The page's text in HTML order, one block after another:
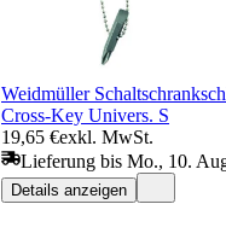
Weidmüller
Cross-Key Univers. S
19,65 €exkl. MwSt.
Lieferung bis Mo., 10.
Details anzeigen